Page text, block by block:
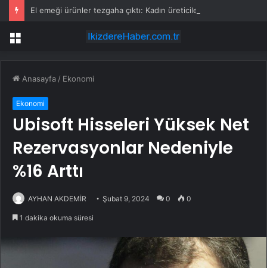
Menü
Anasayfa / Ekonomi
Ekonomi
Ubisoft Hisseleri Yüksek Net
Rezervasyonlar Nedeniyle
%16 Arttı
AYHAN AKDEMİR Şubat 9, 2024 0 0
1 dakika okuma süresi